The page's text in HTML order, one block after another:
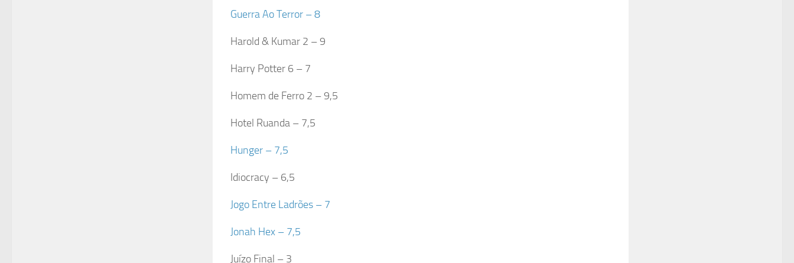
Guerra Ao Terror – 8
Harold & Kumar 2 – 9
Harry Potter 6 – 7
Homem de Ferro 2 – 9,5
Hotel Ruanda – 7,5
Hunger – 7,5
Idiocracy – 6,5
Jogo Entre Ladrões – 7
Jonah Hex – 7,5
Juízo Final – 3